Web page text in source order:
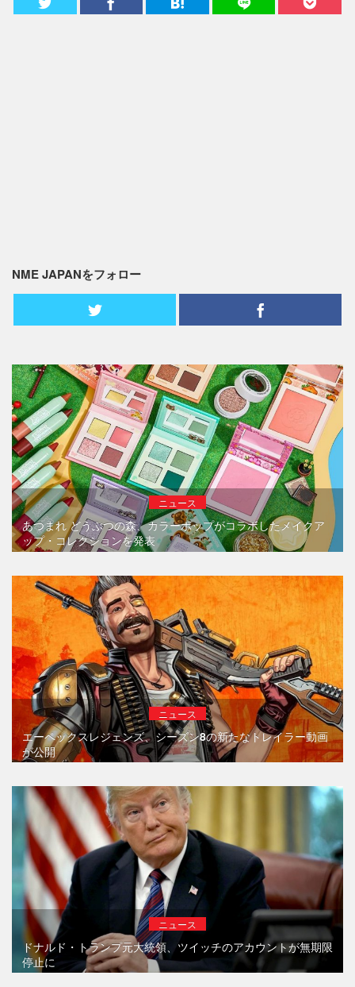
NME JAPANをフォロー
ニュース
あつまれ どうぶつの森、カラーポップがコラボしたメイクア
ップ・コレクションを発表
ニュース
エーペックスレジェンズ、シーズン8の新たなトレイラー動画
が公開
ニュース
ドナルド・トランプ元大統領、ツイッチのアカウントが無期限
停止に